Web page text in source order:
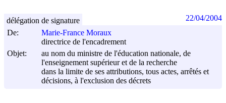
De:
Marie-France Moraux
directrice de l'encadrement
Objet:
au nom du ministre de l'éducation nationale, de
l'enseignement supérieur et de la recherche
dans la limite de ses attributions, tous actes, arrêtés et
décisions, à l'exclusion des décrets
délégation de signature 22/04/2004